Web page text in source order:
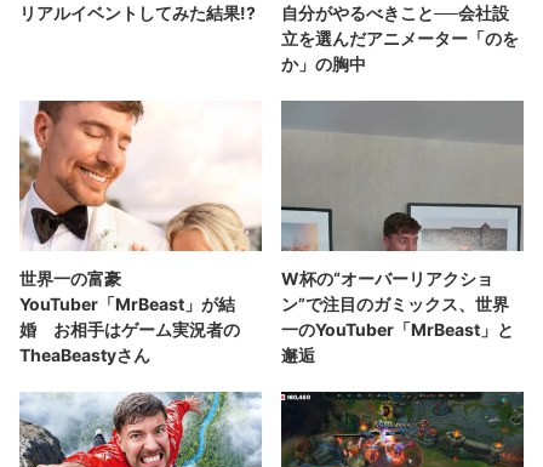
リアルイベントしてみた結果!?
自分がやるべきこと──会社設
立を選んだアニメーター「のを
か」の胸中
世界一の富豪
YouTuber「MrBeast」が結
婚 お相手はゲーム実況者の
TheaBeastyさん
W杯の“オーバーリアクショ
ン”で注目のガミックス、世界
一のYouTuber「MrBeast」と
邂逅